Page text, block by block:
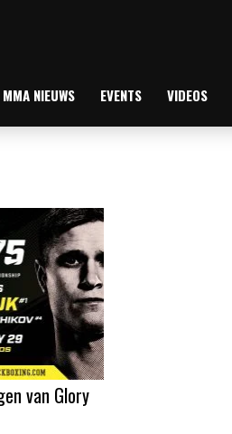
MMA NIEUWS EVENTS VIDEOS
van Glory